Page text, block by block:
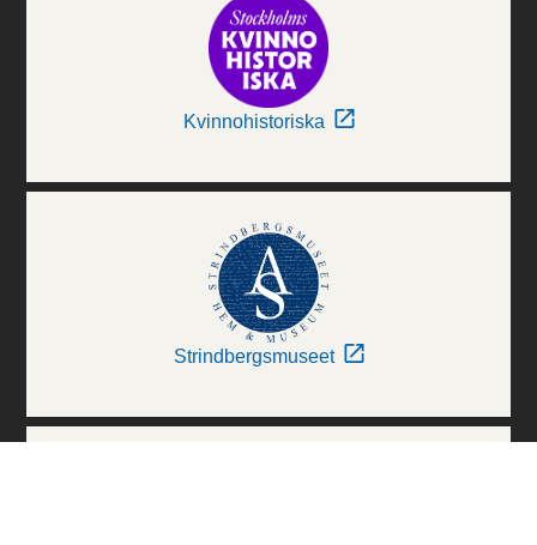
Kvinnohistoriska
Strindbergsmuseet